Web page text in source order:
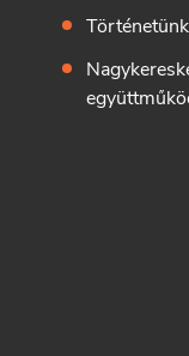
Történetünk